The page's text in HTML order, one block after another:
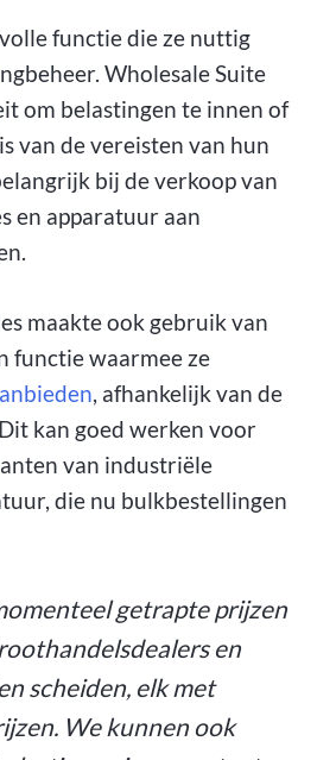
functie die ze nuttig
Wholesale Suite
om belastingen te innen of
van de vereisten van hun
bij de verkoop van
en apparatuur aan
maakte ook gebruik van
functie waarmee ze
, afhankelijk van de
kan goed werken voor
van industriële
die nu bulkbestellingen
getrapte prijzen
en
scheiden, elk met
We kunnen ook